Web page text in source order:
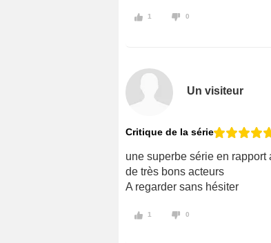
1 0
Un visiteur
Critique de la série
une superbe série en rapport
de très bons acteurs
A regarder sans hésiter
1 0